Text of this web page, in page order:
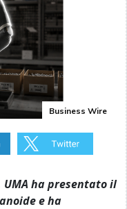
Business Wire
UMA ha presentato il
e ha